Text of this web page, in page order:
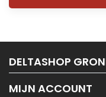
DELTASHOP
MIJN ACCOUNT